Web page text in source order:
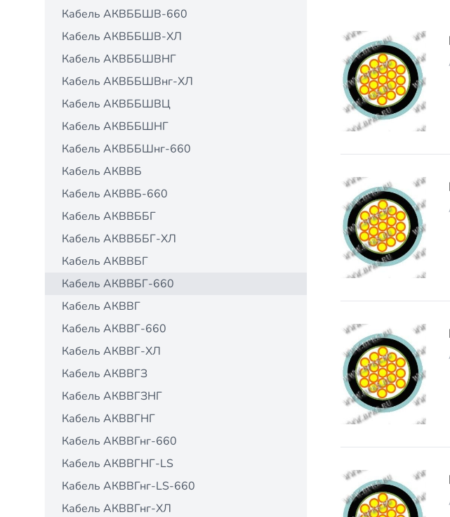
Кабель АКВББШВ-660
Кабель АКВББШВ-ХЛ
Кабель АКВББШВНГ
Кабель АКВББШВнг-ХЛ
Кабель АКВББШВЦ
Кабель АКВББШНГ
Кабель АКВББШнг-660
Кабель АКВВБ
Кабель АКВВБ-660
Кабель АКВВББГ
Кабель АКВВББГ-ХЛ
Кабель АКВВБГ
Кабель АКВВБГ-660
Кабель АКВВГ
Кабель АКВВГ-660
Кабель АКВВГ-ХЛ
Кабель АКВВГЗ
Кабель АКВВГЗНГ
Кабель АКВВГНГ
Кабель АКВВГнг-660
Кабель АКВВГНГ-LS
Кабель АКВВГнг-LS-660
Кабель АКВВГнг-ХЛ